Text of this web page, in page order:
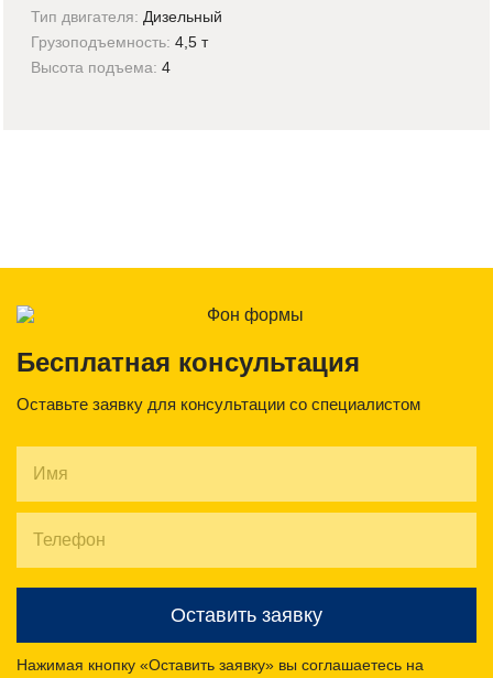
Тип двигателя: Дизельный
Грузоподъемность: 4,5 т
Высота подъема: 4
Бесплатная консультация
Оставьте заявку для консультации со специалистом
Оставить заявку
Нажимая кнопку «Оставить заявку» вы соглашаетесь на